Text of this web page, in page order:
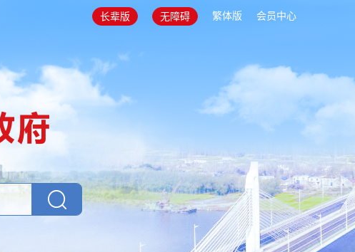
长辈版 无障碍 繁体版 会员中心